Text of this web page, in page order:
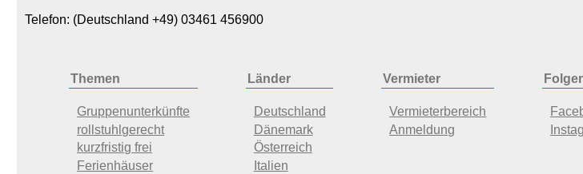
Telefon: (Deutschland +49) 03461 456900
Themen
Gruppenunterkünfte
rollstuhlgerecht
kurzfristig frei
Ferienhäuser
Länder
Deutschland
Dänemark
Österreich
Italien
Vermieter
Vermieterbereich
Anmeldung